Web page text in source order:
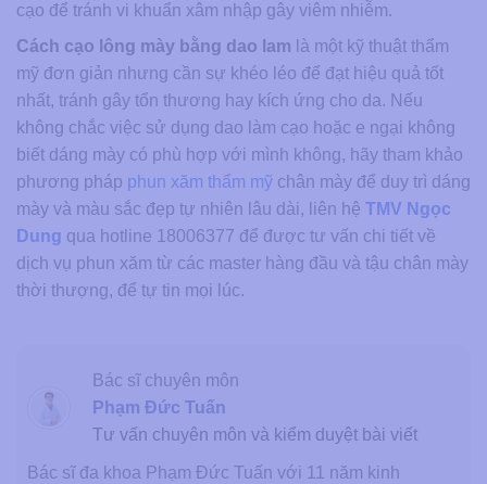
cạo để tránh vi khuẩn xâm nhập gây viêm nhiễm.
Cách cạo lông mày bằng dao lam là một kỹ thuật thẩm
mỹ đơn giản nhưng cần sự khéo léo để đạt hiệu quả tốt
nhất, tránh gây tổn thương hay kích ứng cho da. Nếu
không chắc việc sử dụng dao làm cạo hoặc e ngại không
biết dáng mày có phù hợp với mình không, hãy tham khảo
phương pháp phun xăm thẩm mỹ chân mày để duy trì dáng
mày và màu sắc đẹp tự nhiên lâu dài, liên hệ TMV Ngọc
Dung qua hotline 18006377 để được tư vấn chi tiết về
dịch vụ phun xăm từ các master hàng đầu và tậu chân mày
thời thượng, để tự tin mọi lúc.
Bác sĩ chuyên môn
Phạm Đức Tuấn
Tư vấn chuyên môn và kiểm duyệt bài viết
Bác sĩ đa khoa Phạm Đức Tuấn với 11 năm kinh